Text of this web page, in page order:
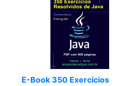
E-Book 350 Exercícios